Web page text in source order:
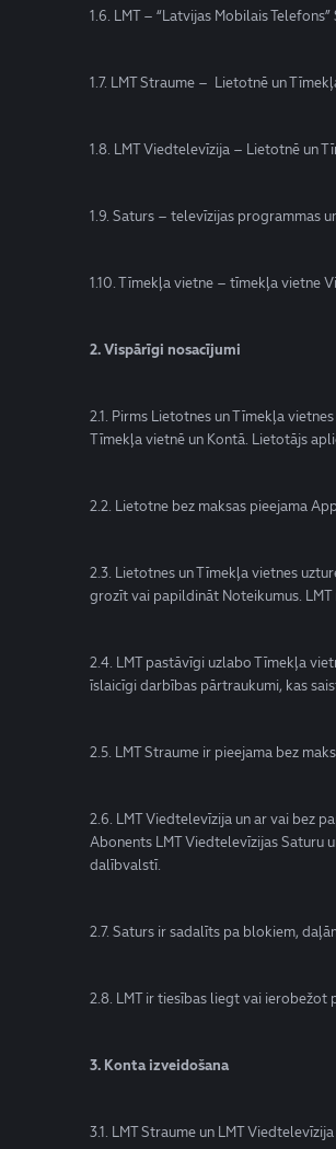
1.6. LMT – “Latvijas Mobilais
1.7. LMT Straume – Lietotnē un
1.8. LMT Viedtelevīzija – Lietotnē un
1.9. Saturs – televīzijas programmas
1.10. Tīmekļa vietne – tīmekļa vietne
2. Vispārīgi nosacījumi
2.1. Pirms Lietotnes un Tīmekļa
Tīmekļa vietnē un Kontā. Lietotājs
2.2. Lietotne bez maksas pieejama
2.3. Lietotnes un Tīmekļa vietnes
grozīt vai papildināt Noteikumus.
2.4. LMT pastāvīgi uzlabo Tīmekļa
īslaicīgi darbības pārtraukumi, kas
2.5. LMT Straume ir pieejama bez
2.6. LMT Viedtelevīzija un ar vai bez
Abonents LMT Viedtelevīzijas Saturu
dalībvalstī.
2.7. Saturs ir sadalīts pa blokiem,
2.8. LMT ir tiesības liegt vai ierobežot
3. Konta izveidošana
3.1. LMT Straume un LMT